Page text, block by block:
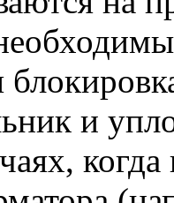
и
когда